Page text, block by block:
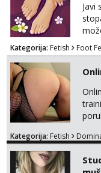
Javi
Kategorija: Fetish Foot
Kategorija: Fetish